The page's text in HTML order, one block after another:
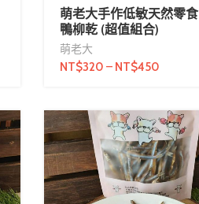
萌老大手作低敏天然零食
鴨柳乾 (超值組合)
萌老大
NT$320 – NT$450